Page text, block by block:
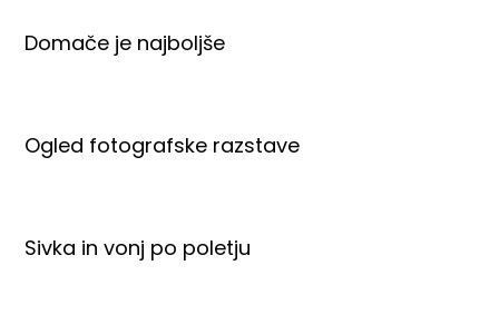
Domače je najboljše
Ogled fotografske razstave
Sivka in vonj po poletju